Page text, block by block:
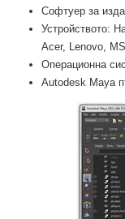
Софтуер за
Устройството:
Acer, Lenovo,
Операционна
Autodesk Maya